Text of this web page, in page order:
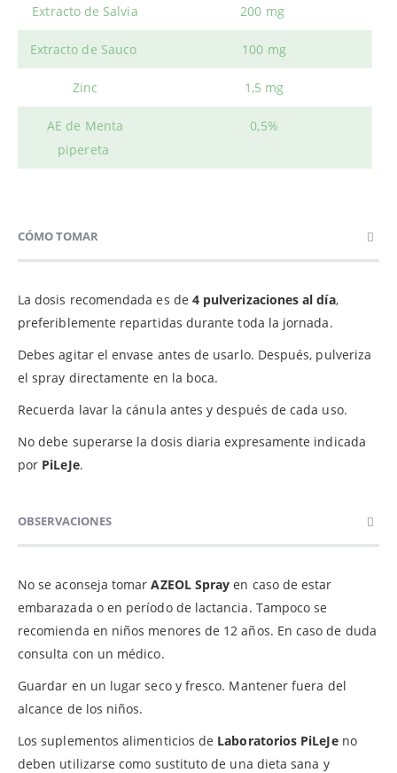
Extracto de Salvia 200 mg
Extracto de Sauco 100 mg
Zinc 1,5 mg
AE de Menta
pipereta
0,5%
CÓMO TOMAR
La dosis recomendada es de 4 pulverizaciones al día,
preferiblemente repartidas durante toda la jornada.
Debes agitar el envase antes de usarlo. Después, pulveriza
el spray directamente en la boca.
Recuerda lavar la cánula antes y después de cada uso.
No debe superarse la dosis diaria expresamente indicada
por PiLeJe.
OBSERVACIONES
No se aconseja tomarAZEOL Spray en caso de estar
embarazada o en período de lactancia. Tampoco se
recomienda en niños menores de 12 años. En caso de duda
consulta con un médico.
Guardar en un lugar seco y fresco. Mantener fuera del
alcance de los niños.
Los suplementos alimenticios de Laboratorios PiLeJeno
deben utilizarse como sustituto de una dieta sana y